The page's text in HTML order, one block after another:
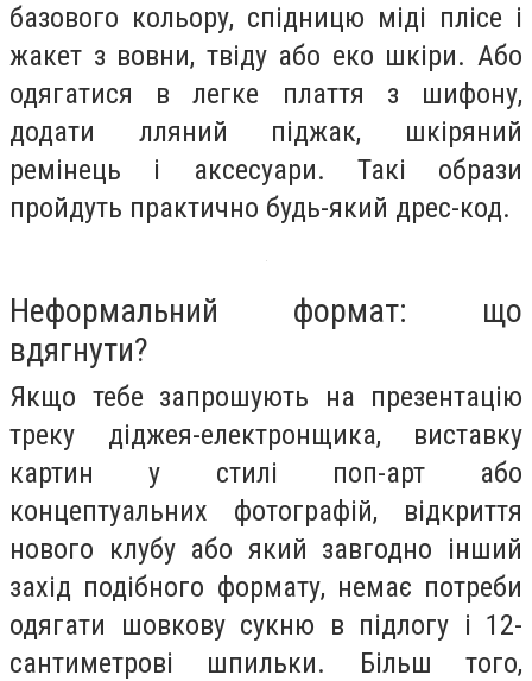
базового кольору, спідницю міді плісе і
жакет з вовни, твіду або еко шкіри. Або
одягатися в легке плаття з шифону,
додати лляний піджак, шкіряний
ремінець і аксесуари. Такі образи
пройдуть практично будь-який дрес-код.
Неформальний формат: що
вдягнути?
Якщо тебе запрошують на презентацію
треку діджея-електронщика, виставку
картин у стилі поп-арт або
концептуальних фотографій, відкриття
нового клубу або який завгодно інший
захід подібного формату, немає потреби
одягати шовкову сукню в підлогу і 12-
сантиметрові шпильки. Більш того,